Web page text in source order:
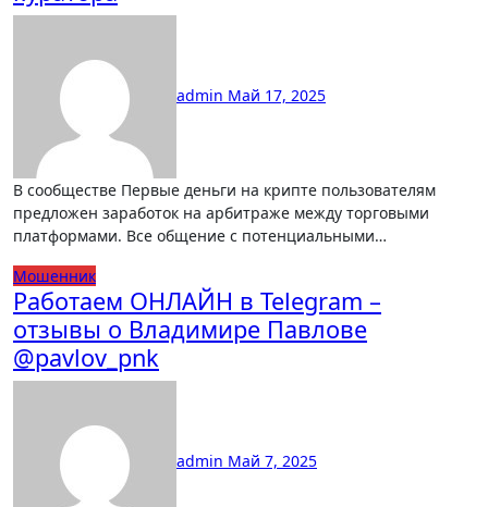
admin Май 17, 2025
В сообществе Первые деньги на крипте пользователям
предложен заработок на арбитраже между торговыми
платформами. Все общение с потенциальными…
Мошенник
Работаем ОНЛАЙН в Telegram –
отзывы о Владимире Павлове
@pavlov_pnk
admin Май 7, 2025